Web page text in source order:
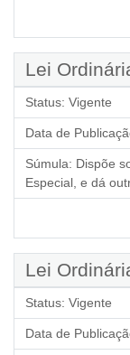
Lei
Status: Vigente
Data de
Súmula: Dispõe
Especial, e dá
Lei
Status: Vigente
Data de